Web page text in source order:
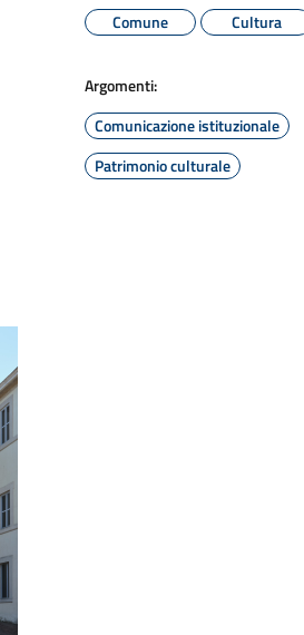
Comune
Cultura
Argomenti:
Comunicazione istituzionale
Patrimonio culturale